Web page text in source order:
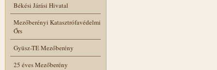
Békési Járási Hivatal
Mezőberényi Katasztrófavédelmi
Őrs
Gyüsz-TE Mezőberény
25 éves Mezőberény